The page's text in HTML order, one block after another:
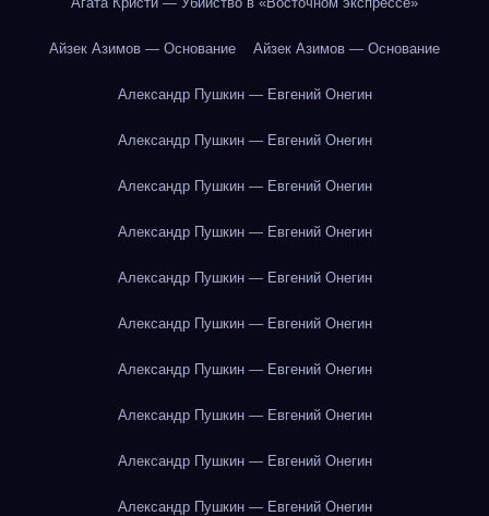
Айзек Азимов — Основание Айзек Азимов — Основание
Александр Пушкин — Евгений Онегин
Александр Пушкин — Евгений Онегин
Александр Пушкин — Евгений Онегин
Александр Пушкин — Евгений Онегин
Александр Пушкин — Евгений Онегин
Александр Пушкин — Евгений Онегин
Александр Пушкин — Евгений Онегин
Александр Пушкин — Евгений Онегин
Александр Пушкин — Евгений Онегин
Александр Пушкин — Евгений Онегин